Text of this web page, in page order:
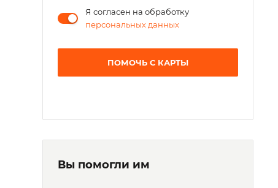
Я согласен на обработку
персональных данных
ПОМОЧЬ С КАРТЫ
Вы помогли им